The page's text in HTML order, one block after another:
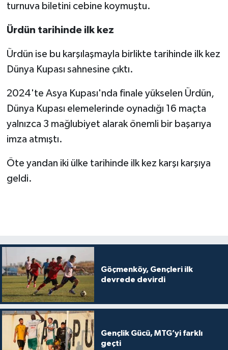
turnuva biletini cebine koymuştu.
Ürdün tarihinde ilk kez
Ürdün ise bu karşılaşmayla birlikte tarihinde ilk kez
Dünya Kupası sahnesine çıktı.
2024'te Asya Kupası'nda finale yükselen Ürdün,
Dünya Kupası elemelerinde oynadığı 16 maçta
yalnızca 3 mağlubiyet alarak önemli bir başarıya
imza atmıştı.
Öte yandan iki ülke tarihinde ilk kez karşı karşıya
geldi.
Göçmenköy, Gençleri ilk
devrede devirdi
Gençlik Gücü, MTG’yi farklı
geçti